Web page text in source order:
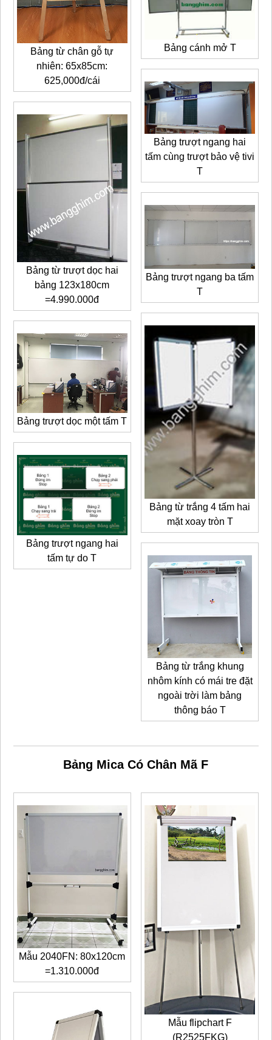
Bảng từ chân gỗ tự
nhiên: 65x85cm:
625,000đ/cái
Bảng từ trượt dọc hai
bảng 123x180cm
=4.990.000đ
Bảng trượt dọc một tấm T
Bảng trượt ngang hai
tấm tự do T
Bảng cánh mở T
Bảng trượt ngang hai
tấm cùng trượt bảo vệ tivi
T
Bảng trượt ngang ba tấm
T
Bảng từ trắng 4 tấm hai
mặt xoay tròn T
Bảng từ trắng khung
nhôm kính có mái tre đặt
ngoài trời làm bảng
thông báo T
Bảng Mica Có Chân Mã F
Mẫu 2040FN: 80x120cm
=1.310.000đ
Mẫu flipchart F
(R2525FKG)